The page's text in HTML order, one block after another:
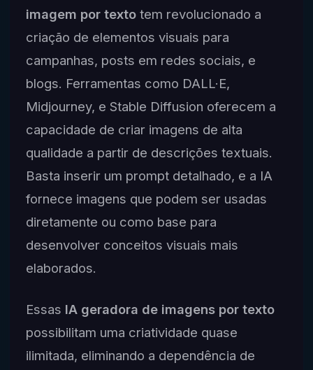
imagem por textotem revolucionado a
criação de elementos visuais para
campanhas, posts em redes sociais, e
blogs. Ferramentas como DALL·E,
Midjourney, e Stable Diffusion oferecem a
capacidade de criar imagens de alta
qualidade a partir de descrições textuais.
Basta inserir um prompt detalhado, e a IA
fornece imagens que podem ser usadas
diretamente ou como base para
desenvolver conceitos visuais mais
elaborados.
Essas IA geradora de imagens por texto
possibilitam uma criatividade quase
ilimitada, eliminando a dependência de